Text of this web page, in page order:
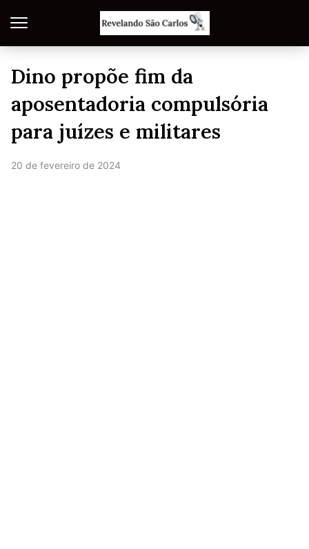
Dino propõe fim da
aposentadoria compulsória
para juízes e militares
20 de fevereiro de 2024